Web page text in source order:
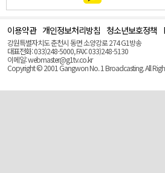
이용약관 개인정보처리방침 청소년보호정책
강원특별자치도 춘천시 동면 소양강로 274 G1방송
대표전화: 033)248-5000, FAX: 033)248-5130
이메일: webmaster@g1tv.co.kr
Copyright © 2001 Gangwon No. 1 Broadcasting. All